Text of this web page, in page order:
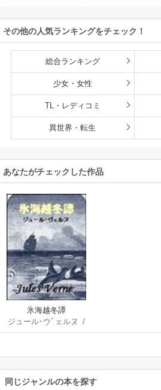
その他の人気ランキングをチェック！
総合ランキング
少女・女性
TL・レディコミ
異世界・転生
あなたがチェックした作品
氷海越冬譚
ジュール･ウﾞェルヌ /
大久保和郎
同じジャンルの本を探す